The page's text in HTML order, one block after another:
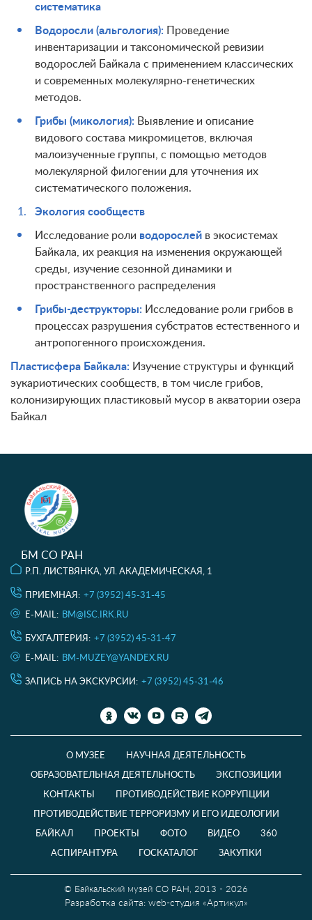
систематика
Водоросли (альгология): Проведение
инвентаризации и таксономической ревизии
водорослей Байкала с применением классических
и современных молекулярно-генетических
методов.
Грибы (микология): Выявление и описание
видового состава микромицетов, включая
малоизученные группы, с помощью методов
молекулярной филогении для уточнения их
систематического положения.
Экология сообществ
Исследование роли водорослей в экосистемах
Байкала, их реакция на изменения окружающей
среды, изучение сезонной динамики и
пространственного распределения
Грибы-деструкторы: Исследование роли грибов в
процессах разрушения субстратов естественного и
антропогенного происхождения.
Пластисфера Байкала: Изучение структуры и функций
эукариотических сообществ, в том числе грибов,
колонизирующих пластиковый мусор в акватории озера
Байкал
БМ СО РАН
О МУЗЕЕ НАУЧНАЯ ДЕЯТЕЛЬНОСТЬ
ОБРАЗОВАТЕЛЬНАЯ ДЕЯТЕЛЬНОСТЬ ЭКСПОЗИЦИИ
КОНТАКТЫ ПРОТИВОДЕЙСТВИЕ КОРРУПЦИИ
ПРОТИВОДЕЙСТВИЕ ТЕРРОРИЗМУ И ЕГО ИДЕОЛОГИИ
БАЙКАЛ ПРОЕКТЫ ФОТО ВИДЕО 360
АСПИРАНТУРА ГОСКАТАЛОГ ЗАКУПКИ
Р.П. ЛИСТВЯНКА, УЛ. АКАДЕМИЧЕСКАЯ, 1
ПРИЕМНАЯ: +7 (3952) 45-31-45
E-MAIL: BM@ISC.IRK.RU
БУХГАЛТЕРИЯ: +7 (3952) 45-31-47
E-MAIL: BM-MUZEY@YANDEX.RU
ЗАПИСЬ НА ЭКСКУРСИИ: +7 (3952) 45-31-46
© Байкальский музей СО РАН, 2013 - 2026
Разработка сайта: web-студия «Артикул»